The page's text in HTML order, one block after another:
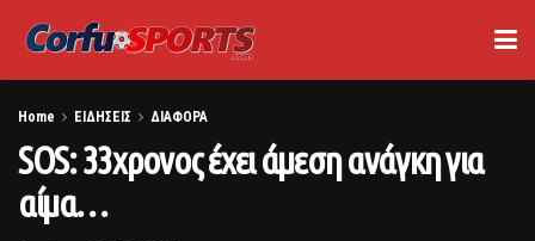
Home ΕΙΔΗΣΕΙΣ ΔΙΑΦΟΡΑ
SOS: 33χρονος έχει άμεση ανάγκη για
αίμα…